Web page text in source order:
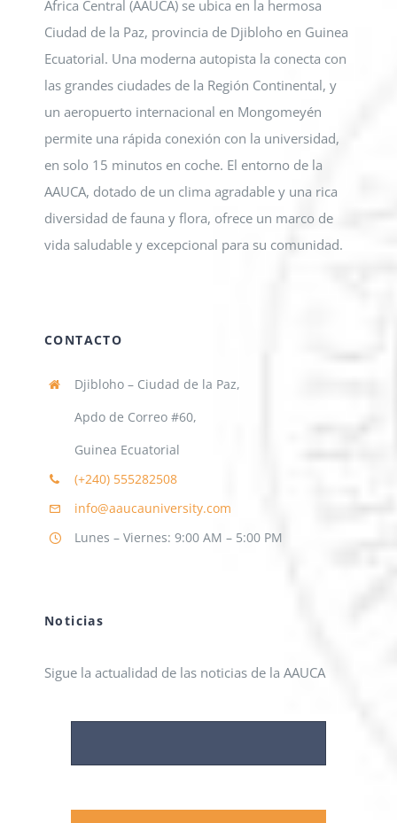
África Central (AAUCA) se ubica en la hermosa
Ciudad de la Paz, provincia de Djibloho en Guinea
Ecuatorial. Una moderna autopista la conecta con
las grandes ciudades de la Región Continental, y
un aeropuerto internacional en Mongomeyén
permite una rápida conexión con la universidad,
en solo 15 minutos en coche. El entorno de la
AAUCA, dotado de un clima agradable y una rica
diversidad de fauna y flora, ofrece un marco de
vida saludable y excepcional para su comunidad.
CONTACTO
Djibloho – Ciudad de la Paz,
Apdo de Correo #60,
Guinea Ecuatorial
(+240) 555282508
info@aaucauniversity.com
Lunes – Viernes: 9:00 AM – 5:00 PM
Noticias
Sigue la actualidad de las noticias de la AAUCA